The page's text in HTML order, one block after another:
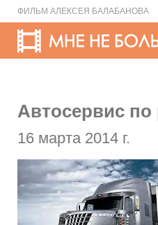
ФИЛЬМ АЛЕКСЕЯ БАЛАБАНОВА
Автосервис по
16 марта 2014 г.